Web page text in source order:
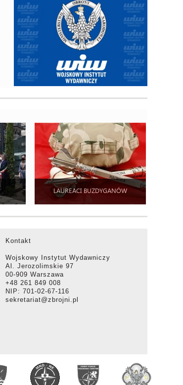
LAUREACI BUZDYGANÓW
Kontakt
Wojskowy Instytut Wydawniczy
Al. Jerozolimskie 97
00-909 Warszawa
+48 261 849 008
NIP: 701-02-67-116
sekretariat@zbrojni.pl